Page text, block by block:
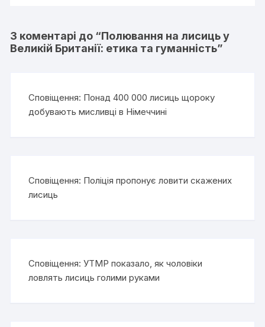
3 коментарі до “Полювання на лисиць у
Великій Британії: етика та гуманність”
Сповіщення: Понад 400 000 лисиць щороку
добувають мисливці в Німеччині
Сповіщення: Поліція пропонує ловити скажених
лисиць
Сповіщення:УТМР показало, як чоловіки
ловлять лисиць голими руками